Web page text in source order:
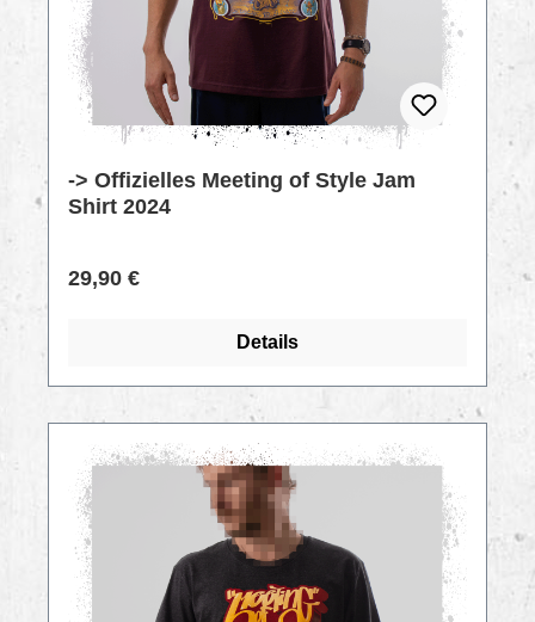
-> Offizielles Meeting of Style Jam
Shirt 2024
Regulärer Preis:
29,90 €
Details